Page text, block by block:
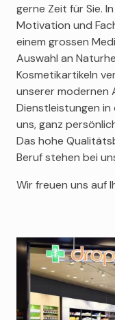
gerne Zeit für Sie.
Motivation und
einem grossen
Auswahl an
Kosmetikartikeln
unserer modernen
Dienstleistungen
uns, ganz
Das hohe
Beruf stehen bei
Wir freuen uns auf